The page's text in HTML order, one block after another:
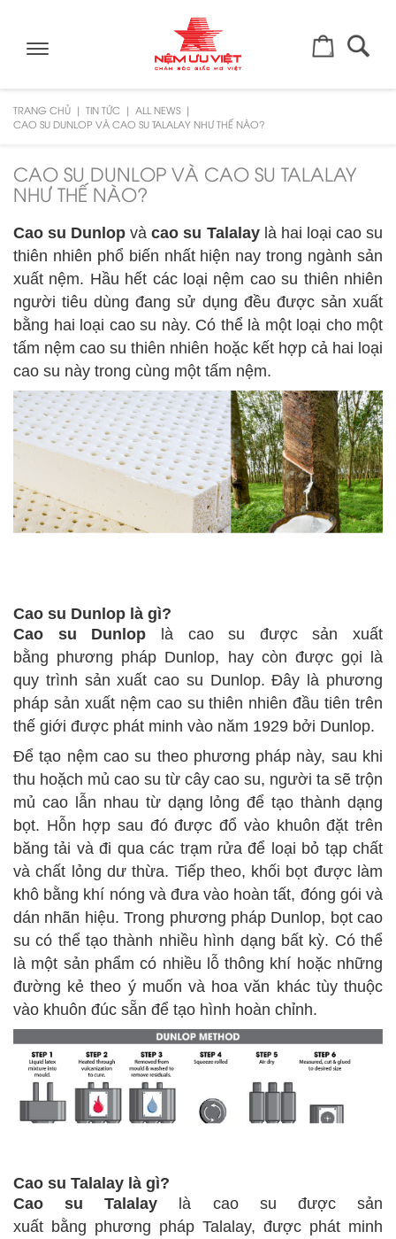
Toggle
TRANG CHỦ TIN TỨC
ALL NEWS
CAO SU DUNLOP VÀ CAO SU TALALAY NHƯ THẾ NÀO?
CAO SU DUNLOP VÀ CAO SU TALALAY
NHƯ THẾ NÀO?
Cao su Dunlop vàcao su Talalaylà hai loại cao su
thiên nhiên phổ biến nhất hiện nay trong ngành sản
xuất nệm. Hầu hết các loại nệm cao su thiên nhiên
người tiêu dùng đang sử dụng đều được sản xuất
bằng hai loại cao su này. Có thể là một loại cho một
tấm nệm cao su thiên nhiên hoặc kết hợp cả hai loại
cao su này trong cùng một tấm nệm.
Cao su Dunlop là gì?
Cao su Dunlop là cao su được sản xuất
bằng phương pháp Dunlop, hay còn được gọi là
quy trình sản xuất cao su Dunlop.Đây là phương
pháp sản xuất nệm cao su thiên nhiên đầu tiên trên
thế giới được phát minh vào năm 1929 bởi Dunlop.
Để tạo nệm cao su theo phương pháp này, sau khi
thu hoặch mủ cao su từ cây cao su, người ta sẽ trộn
mủ cao lẫn nhau từ dạng lỏng để tạo thành dạng
bọt. Hỗn hợp sau đó được đổ vào khuôn đặt trên
băng tải và đi qua các trạm rửa để loại bỏ tạp chất
và chất lỏng dư thừa. Tiếp theo, khối bọt được làm
khô bằng khí nóng và đưa vào hoàn tất, đóng gói và
dán nhãn hiệu. Trong phương pháp Dunlop, bọt cao
su có thể tạo thành nhiều hình dạng bất kỳ. Có thể
là một sản phẩm có nhiều lỗ thông khí hoặc những
đường kẻ theo ý muốn và hoa văn khác tùy thuộc
vào khuôn đúc sẵn để tạo hình hoàn chỉnh.
Cao su Talalay là gì?
Cao su Talalay là cao su được sản
xuất bằng phương pháp Talalay, được phát minh